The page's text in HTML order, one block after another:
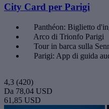
City Card per Parigi
Panthéon: Biglietto
Arco di Trionfo Parigi
Tour in barca sulla
Parigi: App di guida
4,3 (420)
Da 78,04 USD
61,85 USD